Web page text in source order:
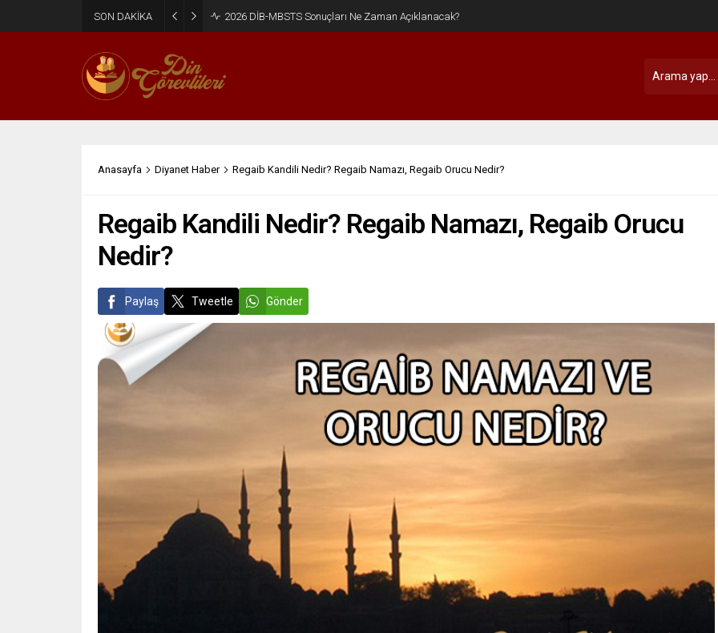
SON DAKİKA 2026 DİB-MBSTS Ne Zaman?
Anasayfa Diyanet Haber Regaib Kandili Nedir? Regaib Namazı, Regaib Orucu Nedir?
Regaib Kandili Nedir? Regaib Namazı, Regaib Orucu
Nedir?
Paylaş Tweetle Gönder